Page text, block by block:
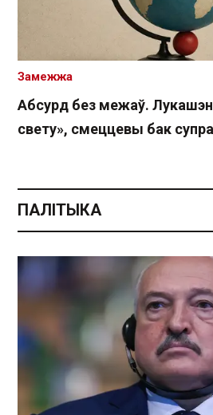
Абсурд без межаў.
свету», смеццевы бак
Замежжа
ПАЛІТЫКА